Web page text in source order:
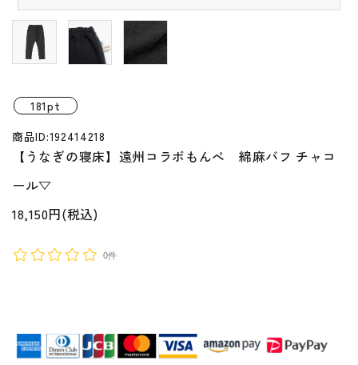
お問い合わせ
181pt
商品ID:192414218
【うなぎの寝床】遠州コラボもんぺ 綿麻バフ チャコ
ール▽
18,150円(税込)
0件